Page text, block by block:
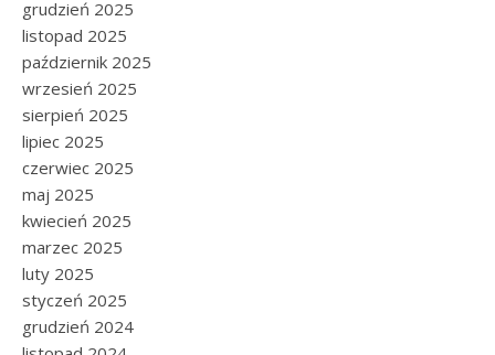
grudzień 2025
listopad 2025
październik 2025
wrzesień 2025
sierpień 2025
lipiec 2025
czerwiec 2025
maj 2025
kwiecień 2025
marzec 2025
luty 2025
styczeń 2025
grudzień 2024